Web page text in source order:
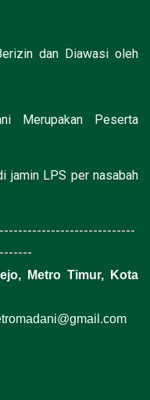
dan Diawasi oleh
Merupakan Peserta
jamin LPS per nasabah
Metro Timur, Kota